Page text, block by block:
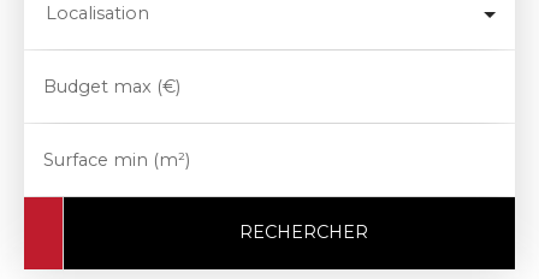
Localisation
Budget max (€)
Surface min (m²)
RECHERCHER